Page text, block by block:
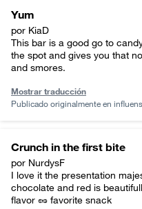
Yum
por KiaD
This bar is a good go to
the spot and gives you that
and smores.
Mostrar traducción
Publicado originalmente en
Crunch in the first bite
por NurdysF
I love it the presentation
chocolate and red is
flavor 🥜 favorite snack